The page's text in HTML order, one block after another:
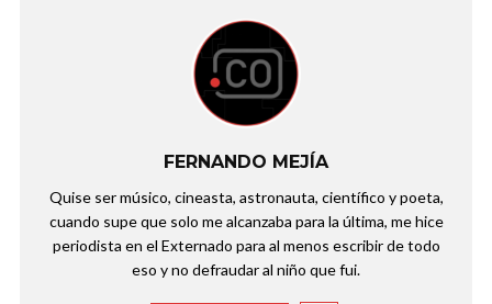
FERNANDO MEJÍA
Quise ser músico, cineasta, astronauta, científico y poeta,
cuando supe que solo me alcanzaba para la última, me hice
periodista en el Externado para al menos escribir de todo
eso y no defraudar al niño que fui.